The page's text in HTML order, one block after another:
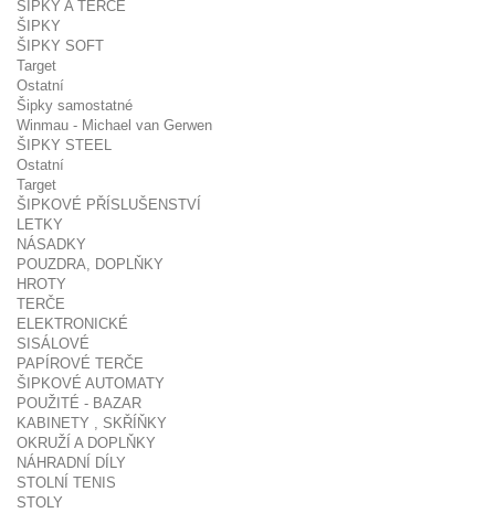
ŠIPKY A TERČE
ŠIPKY
ŠIPKY SOFT
Target
Ostatní
Šipky samostatné
Winmau - Michael van Gerwen
ŠIPKY STEEL
Ostatní
Target
ŠIPKOVÉ PŘÍSLUŠENSTVÍ
LETKY
NÁSADKY
POUZDRA, DOPLŇKY
HROTY
TERČE
ELEKTRONICKÉ
SISÁLOVÉ
PAPÍROVÉ TERČE
ŠIPKOVÉ AUTOMATY
POUŽITÉ - BAZAR
KABINETY , SKŘÍŇKY
OKRUŽÍ A DOPLŇKY
NÁHRADNÍ DÍLY
STOLNÍ TENIS
STOLY